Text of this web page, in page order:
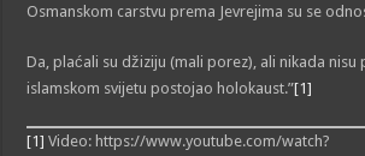
Osmanskom carstvu prema Jevrejima su se
Da, plaćali su džiziju (mali porez), ali nikada nisu
islamskom svijetu postojao holokaust.”[1]
[1] Video: https://www.youtube.com/watch?